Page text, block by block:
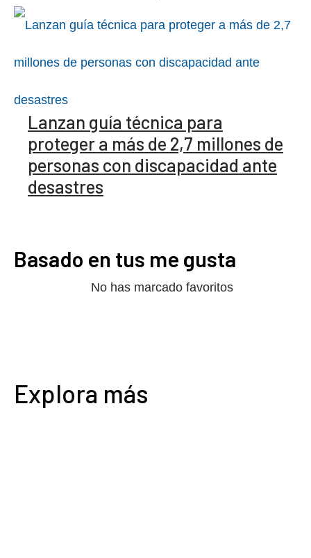
Lanzan guía técnica para
proteger a más de 2,7 millones de
personas con discapacidad ante
desastres
Basado en tus me gusta
No has marcado favoritos
Explora más